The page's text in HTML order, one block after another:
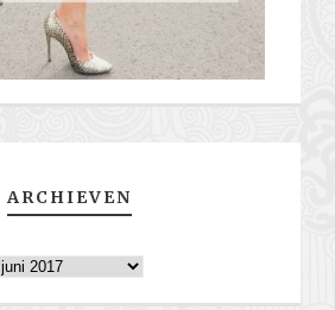
ARCHIEVEN
Archieven